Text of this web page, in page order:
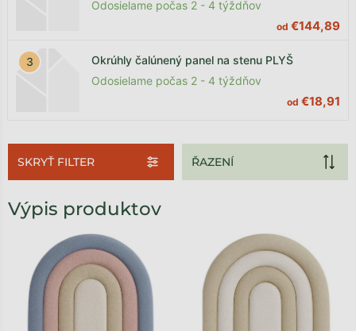
Odosielame počas 2 - 4 týždňov
od €144,89
Okrúhly čalúnený panel na stenu PLYŠ
Odosielame počas 2 - 4 týždňov
od €18,91
SKRYŤ FILTER
Výpis produktov